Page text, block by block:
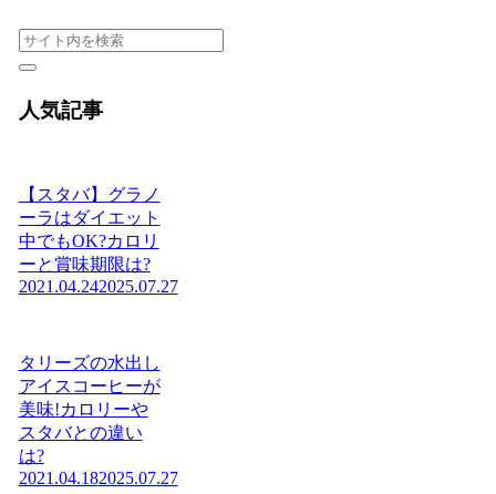
人気記事
【スタバ】グラノ
ーラはダイエット
中でもOK?カロリ
ーと賞味期限は?
2021.04.242025.07.27
タリーズの水出し
アイスコーヒーが
美味!カロリーや
スタバとの違い
は?
2021.04.182025.07.27